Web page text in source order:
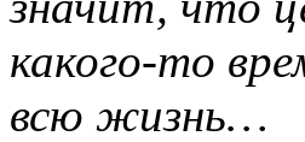
какого-то
всю жизнь…